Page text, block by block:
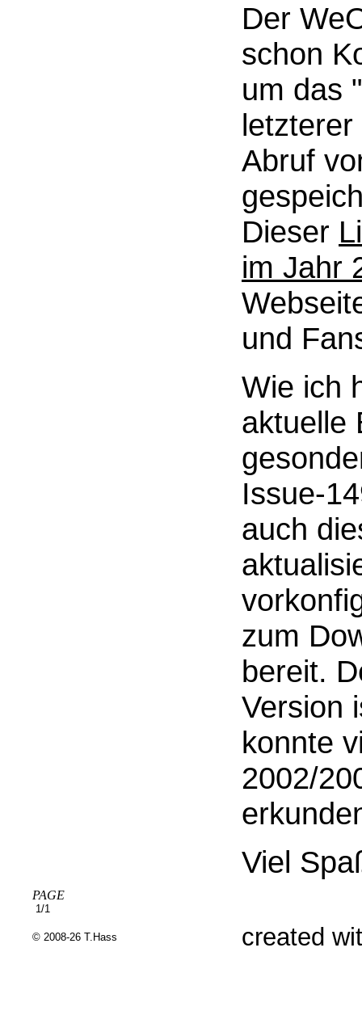
Der
schon
um das
Abruf
Dieser
im Jahr
und
Wie ich
aktuelle
Issue-
auch
zum
bereit.
Version
konnte
2002/
Viel
PAGE
1/1
© 2008-26 T.Hass created